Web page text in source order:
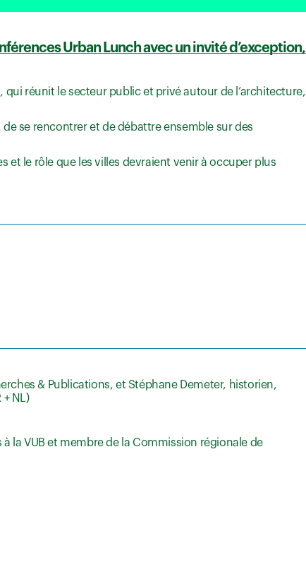
Urban Lunch avec un invité d’exception,
réunit le secteur public et privé autour de l’architecture,
se rencontrer et de débattre ensemble sur des
et le rôle que les villes devraient venir à occuper plus
& Publications, et Stéphane Demeter, historien,
NL)
la VUB et membre de la Commission régionale de